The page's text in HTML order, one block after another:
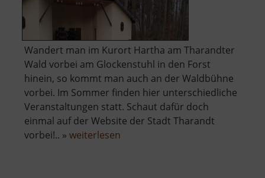
Wandert man im Kurort Hartha am Tharandter
Wald vorbei am Glockenstuhl in den Forst
hinein, so kommt man auch an der Waldbühne
vorbei. Im Sommer finden hier unterschiedliche
Veranstaltungen statt. Schaut dafür doch
einmal auf der Website der Stadt Tharandt
vorbei!.. » weiterlesen